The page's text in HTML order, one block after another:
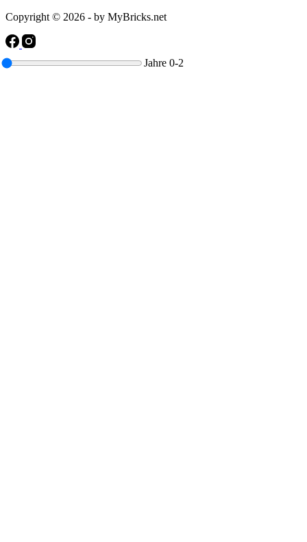
Jahre 0-2
Copyright © 2026 - by MyBricks.net